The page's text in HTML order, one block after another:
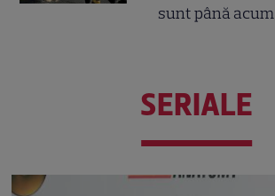
sunt până acum
SERIALE